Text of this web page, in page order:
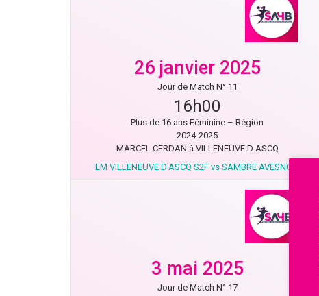
26 janvier 2025
Jour de Match N° 11
16h00
Plus de 16 ans Féminine – Région
2024-2025
MARCEL CERDAN à VILLENEUVE D ASCQ
LM VILLENEUVE D'ASCQ S2F vs SAMBRE AVESNOIS
3 mai 2025
Jour de Match N° 17